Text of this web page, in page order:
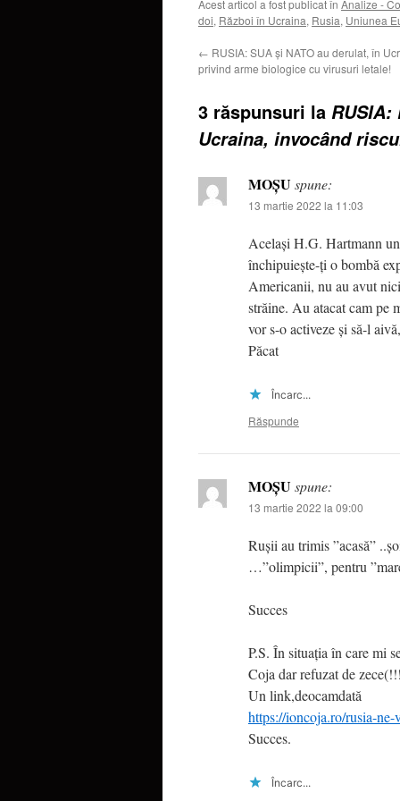
Acest articol a fost publicat în Analize -
doi, Război în Ucraina, Rusia, Uniunea
← RUSIA: SUA și NATO au derulat, în
privind arme biologice cu virusuri letale!
3 răspunsuri la
Ucraina, invocând
MOȘUspune:
13 martie 2022 la 11:03
Același H.G. Hartmann
închipuiește-ți o bombă
Americanii, nu au avut
străine. Au atacat cam pe
vor s-o activeze și să-l
Păcat
Încarc...
Răspunde
MOȘUspune:
13 martie 2022 la 09:00
Rușii au trimis ”acasă”
…”olimpicii”, pentru
Succes
P.S. În situația în care mi
Coja dar refuzat de
Un link,deocamdată
https://ioncoja.ro/rusia-
Succes.
Încarc...